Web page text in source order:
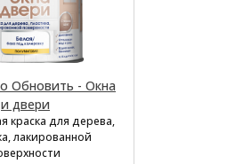
Обновить - Окна
и двери
краска для дерева,
лакированной